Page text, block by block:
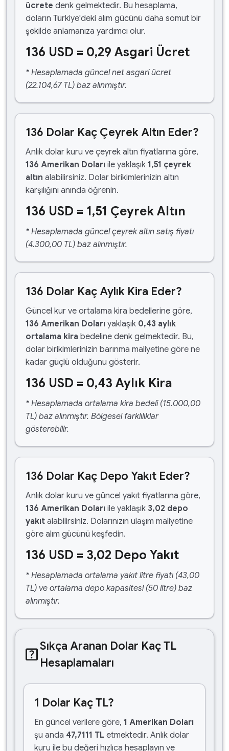
ücrete denk gelmektedir. Bu hesaplama,
doların Türkiye'deki alım gücünü daha somut bir
şekilde anlamanıza yardımcı olur.
136 USD = 0,29 Asgari Ücret
* Hesaplamada güncel net asgari ücret
(22.104,67 TL) baz alınmıştır.
136 Dolar Kaç Çeyrek Altın Eder?
Anlık dolar kuru ve çeyrek altın fiyatlarına göre,
136 Amerikan Doları ile yaklaşık 1,51 çeyrek
altın alabilirsiniz. Dolar birikimlerinizin altın
karşılığını anında öğrenin.
136 USD = 1,51 Çeyrek Altın
* Hesaplamada güncel çeyrek altın satış fiyatı
(4.300,00 TL) baz alınmıştır.
136 Dolar Kaç Aylık Kira Eder?
Güncel kur ve ortalama kira bedellerine göre,
136 Amerikan Doları yaklaşık 0,43 aylık
ortalama kira bedeline denk gelmektedir. Bu,
dolar birikimlerinizin barınma maliyetine göre ne
kadar güçlü olduğunu gösterir.
136 USD = 0,43 Aylık Kira
* Hesaplamada ortalama kira bedeli (15.000,00
TL) baz alınmıştır. Bölgesel farklılıklar
gösterebilir.
136 Dolar Kaç Depo Yakıt Eder?
Anlık dolar kuru ve güncel yakıt fiyatlarına göre,
136 Amerikan Doları ile yaklaşık 3,02 depo
yakıt alabilirsiniz. Dolarınızın ulaşım maliyetine
göre alım gücünü keşfedin.
136 USD = 3,02 Depo Yakıt
* Hesaplamada ortalama yakıt litre fiyatı (43,00
TL) ve ortalama depo kapasitesi (50 litre) baz
alınmıştır.
help_centerSıkça Aranan Dolar Kaç TL
Hesaplamaları
1 Dolar Kaç TL?
En güncel verilere göre, 1 Amerikan Doları
şu anda 47,7111 TL etmektedir. Anlık dolar
kuru ile bu değeri hızlıca hesaplayın ve